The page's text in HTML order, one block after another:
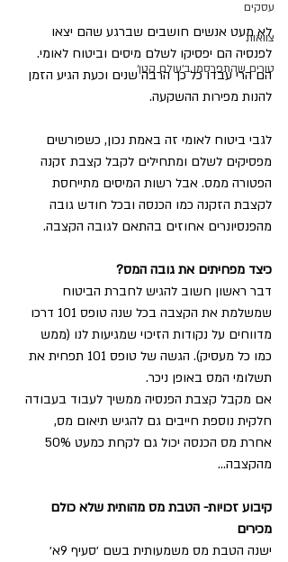
עסקים
צוואות
טורים שהתפרסמו ב׳עולם קטן׳
​לא מעט אנשים חושבים שברגע שהם יצאו
לפנסיה הם יפסיקו לשלם מיסים וביטוח לאומי.
הם הרי עבדו כל כך הרבה שנים וכעת הגיע הזמן
להנות מפירות ההשקעה.
לגבי ביטוח לאומי זה באמת נכון, כשפורשים
מפסיקים לשלם ומתחילים לקבל קצבת זקנה
הפטורה ממס. אבל רשות המיסים מתייחסת
לקצבת הזקנה כמו הכנסה ובכל חודש גובה
מהפנסיונרים אחוזים בהתאם לגובה הקצבה.
כיצד מפחיתים את גובה המס?
דבר ראשון חשוב להגיש לחברת הביטוח
שמשלמת את הקצבה בכל שנה טופס 101 דרכו
מדווחים על נקודות הזיכוי שמגיעות לנו (ממש
כמו כל מעסיק). הגשה של טופס 101 תפחית את
תשלומי המס באופן ניכר.
אם מקבל קצבת הפנסיה ממשיך לעבוד בעבודה
חלקית נוספת חייבים גם להגיש תיאום מס,
מהקצבה…
קיבוע זכויות- הטבת מס מהותית שלא כולם
מכירים
ישנה הטבת מס משמעותית בשם ׳סעיף 9א׳